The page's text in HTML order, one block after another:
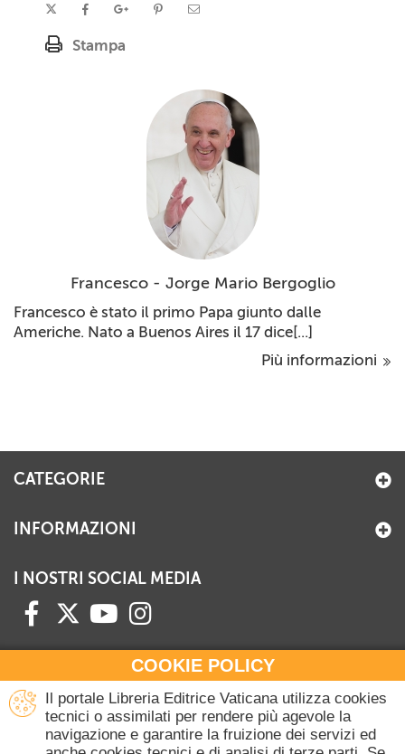
Stampa
Francesco - Jorge Mario Bergoglio
Francesco è stato il primo Papa giunto dalle
Americhe. Nato a Buenos Aires il 17 dice[...]
Più informazioni
COOKIE POLICY
Il portale Libreria Editrice Vaticana utilizza cookies
tecnici o assimilati per rendere più agevole la
navigazione e garantire la fruizione dei servizi ed
CATEGORIE
INFORMAZIONI
I NOSTRI SOCIAL MEDIA
HAI BISOGNO DI INFORMAZIONI?
Contattaci all'Ufficio Commerciale
+39 06 698 45780